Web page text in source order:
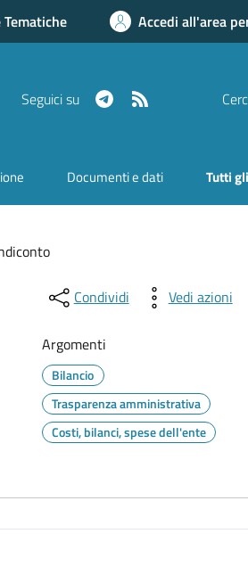
Tematiche Accedi all'area
Seguici su Telegram
Documenti e dati Tutti
Condividi Vedi azioni
Argomenti
Bilancio
Trasparenza amministrativa
Costi, bilanci, spese dell'ente